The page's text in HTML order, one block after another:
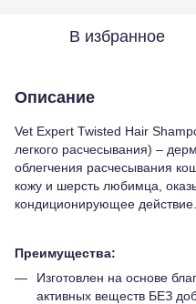
В избранное
Описание
Vet Expert Twisted Hair
легкого расчесывания) –
облегчения расчесывания
кожу и шерсть любимца,
кондиционирующее действие.
Преимущества:
Изготовлен на основе
активных веществ БЕЗ